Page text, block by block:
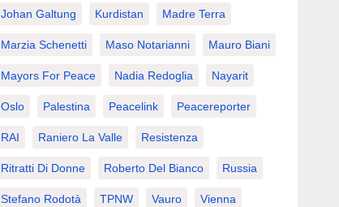
Johan Galtung Kurdistan Madre Terra
Marzia Schenetti Maso Notarianni Mauro Biani
Mayors For Peace Nadia Redoglia Nayarit
Oslo Palestina Peacelink Peacereporter
RAI Raniero La Valle Resistenza
Ritratti Di Donne Roberto Del Bianco Russia
Stefano Rodotà TPNW Vauro Vienna